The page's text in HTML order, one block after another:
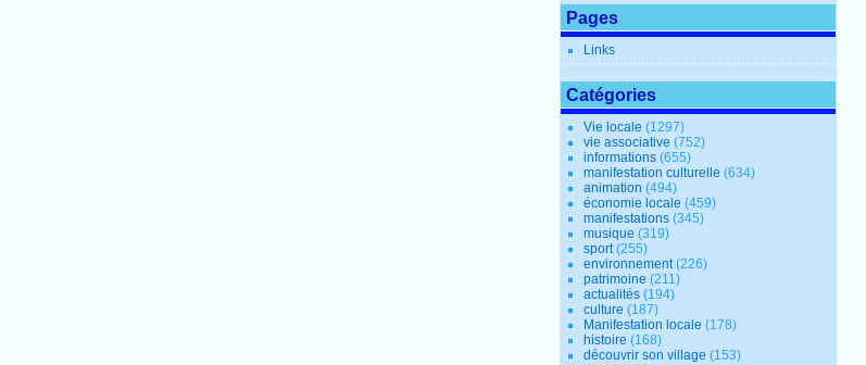
Pages
Links
Catégories
Vie locale (1297)
vie associative (752)
informations (655)
manifestation culturelle (634)
animation (494)
économie locale (459)
manifestations (345)
musique (319)
sport(255)
environnement(226)
patrimoine (211)
actualités (194)
culture (187)
Manifestation locale (178)
histoire (168)
découvrir son village (153)